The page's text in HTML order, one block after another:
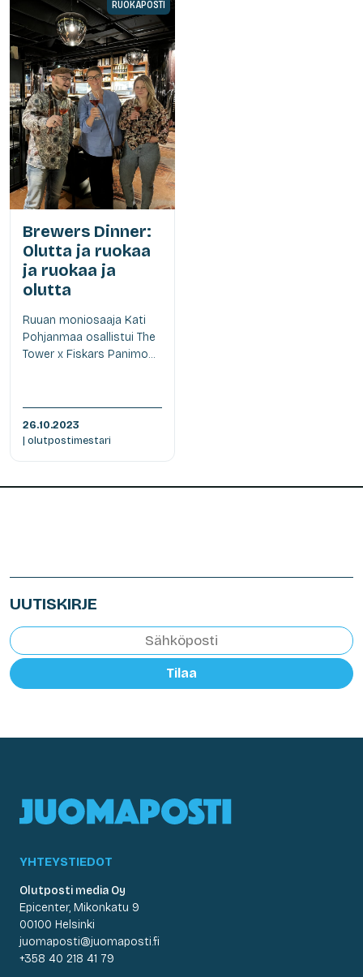
RUOKAPOSTI
Brewers Dinner:
Olutta ja ruokaa
ja ruokaa ja
olutta
Ruuan moniosaaja Kati
Pohjanmaa osallistui The
Tower x Fiskars Panimo...
26.10.2023
| olutpostimestari
UUTISKIRJE
Tilaa
YHTEYSTIEDOT
Olutposti media Oy
Epicenter, Mikonkatu 9
00100 Helsinki
juomaposti@juomaposti.fi
+358 40 218 41 79